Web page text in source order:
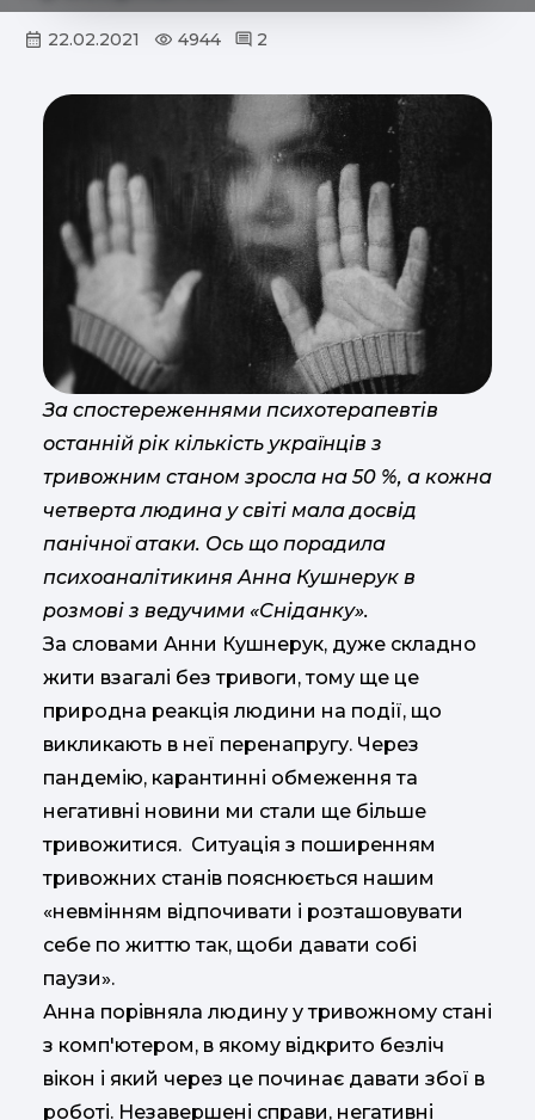
22.02.2021 4944 2
За спостереженнями психотерапевтів
останній рік кількість українців з
тривожним станом зросла на 50 %, а кожна
четверта людина у світі мала досвід
панічної атаки. Ось що порадила
психоаналітикиня Анна Кушнерук в
розмові з ведучими «Сніданку».
За словами Анни Кушнерук, дуже складно
жити взагалі без тривоги, тому ще це
природна реакція людини на події, що
викликають в неї перенапругу. Через
пандемію, карантинні обмеження та
негативні новини ми стали ще більше
тривожитися. Ситуація з поширенням
тривожних станів пояснюється нашим
«невмінням відпочивати і розташовувати
себе по життю так, щоби давати собі
паузи».
Анна порівняла людину у тривожному стані
з комп'ютером, в якому відкрито безліч
вікон і який через це починає давати збої в
роботі. Незавершені справи, негативні